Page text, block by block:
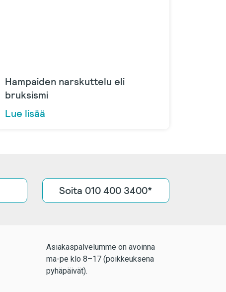
Hampaiden narskuttelu eli
bruksismi
Lue lisää
Soita 010 400 3400*
Asiakaspalvelumme on avoinna
ma-pe klo 8–17 (poikkeuksena
pyhäpäivät).